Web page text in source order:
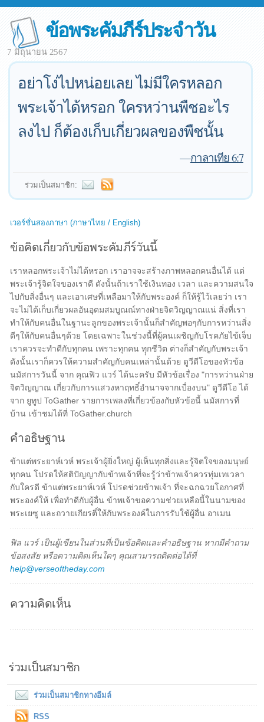
ข้อพระคัมภีร์ประจำวัน
7 มิถุนายน 2567
อย่าโง่ไปหน่อยเลย ไม่มีใครหลอก
พระเจ้าได้หรอก ใครหว่านพืชอะไร
ลงไป ก็ต้องเก็บเกี่ยวผลของพืชนั้น
—กาลาเทีย 6:7
ร่วมเป็นสมาชิก:
เวอร์ชั่นสองภาษา (ภาษาไทย / English)
ข้อคิดเกี่ยวกับข้อพระคัมภีร์วันนี้
เราหลอกพระเจ้าไม่ได้หรอก เราอาจจะสร้างภาพหลอกคนอื่นได้ แต่
พระเจ้ารู้จิตใจของเราดี ดังนั้นถ้าเราใช้เงินทอง เวลา และความสนใจ
ไปกับสิ่งอื่นๆ และเอาเศษที่เหลือมาให้กับพระองค์ ก็ให้รู้ไว้เลยว่า เรา
จะไม่ได้เก็บเกี่ยวผลอันอุดมสมบูณณ์ทางฝ่ายจิตวิญญาณแน่ สิ่งที่เรา
ทำให้กับคนอื่นในฐานะลูกของพระเจ้านั้นก็สำคัญพอๆกับการหว่านสิ่ง
ดีๆให้กับคนอื่นๆด้วย โดยเฉพาะในช่วงนี้ที่ผู้คนเผชิญกับโรคภัยไข้เจ็บ
เราควรจะทำดีกับทุกคน เพราะทุกคน ทุุกชีวิต ต่างก็สำคัญกับพระเจ้า
ดังนั้นเราก็ควรให้ความสำคัญกับคนเหล่านั้นด้วย ดูวีดีโอของหัวข้อ
นมัสการวันนี้ จาก คุณฟิว แวร์ ได้นะครับ มีหัวข้อเรื่อง "การหว่านฝ่าย
จิตวิญญาณ เกี่ยวกับการแสวงหาฤทธิ์อำนาจจากเบื่องบน" ดูวีดีโอ ได้
จาก ยูทูป ToGather รายการเพลงที่เกี่ยวข้องกับหัวข้อนี้ นมัสการที่
บ้าน เข้าชมได้ที่ ToGather.church
คำอธิษฐาน
ข้าแต่พระยาห์เวห์ พระเจ้าผู้ยิ่งใหญ่ ผู้เห็นทุกสิ่งและรู้จิตใจของมนุษย์
ทุกคน โปรดให้สติปัญญากับข้าพเจ้าที่จะรู้ว่าข้าพเจ้าควรทุ่มเทเวลา
กับใครดี ข้าแต่พระยาห์เวห์ โปรดช่วยข้าพเจ้า ที่จะฉกฉวยโอกาศที่
พระองค์ให้ เพื่อทำดีกับผู้อื่น ข้าพเจ้าขอความช่วยเหลือนี้ในนามของ
พระเยซู และถวายเกียรติ์ให้กับพระองค์ในการรับใช้ผู้อื่น อาเมน
ฟิล แวร์ เป็นผู้เขียนในส่วนที่เป็นข้อคิดและคำอธิษฐาน หากมีคำถาม
ข้อสงสัย หรือความคิดเห็นใดๆ คุณสามารถติดต่อได้ที่
help@verseoftheday.com
ความคิดเห็น
ร่วมเป็นสมาชิก
ร่วมเป็นสมาชิกทางอีมล์
RSS